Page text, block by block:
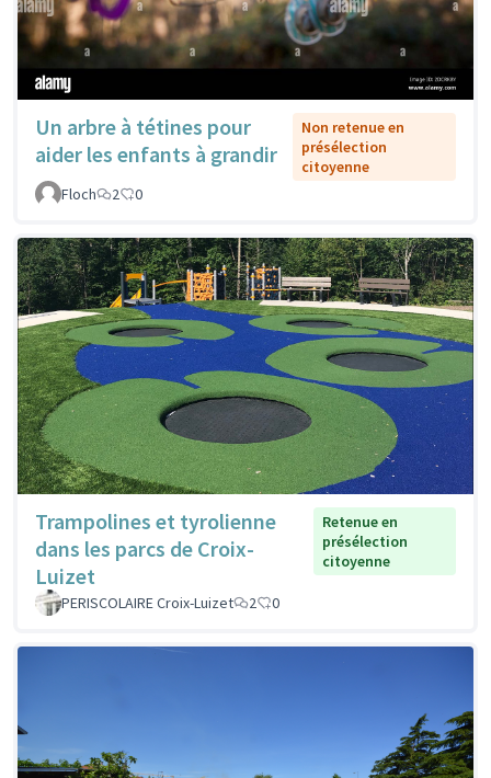
Un arbre à tétines pour
aider les enfants à grandir
Non retenue en
présélection
citoyenne
Floch
2 0
Trampolines et tyrolienne
dans les parcs de Croix-
Luizet
Retenue en
présélection
citoyenne
PERISCOLAIRE Croix-Luizet 2 0